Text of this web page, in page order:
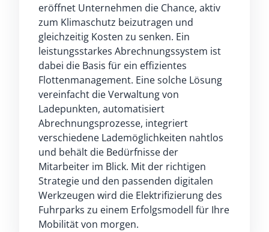
eröffnet Unternehmen die Chance, aktiv
zum Klimaschutz beizutragen und
gleichzeitig Kosten zu senken. Ein
leistungsstarkes Abrechnungssystem ist
dabei die Basis für ein effizientes
Flottenmanagement. Eine solche Lösung
vereinfacht die Verwaltung von
Ladepunkten, automatisiert
Abrechnungsprozesse, integriert
verschiedene Lademöglichkeiten nahtlos
und behält die Bedürfnisse der
Mitarbeiter im Blick. Mit der richtigen
Strategie und den passenden digitalen
Werkzeugen wird die Elektrifizierung des
Fuhrparks zu einem Erfolgsmodell für Ihre
Mobilität von morgen.